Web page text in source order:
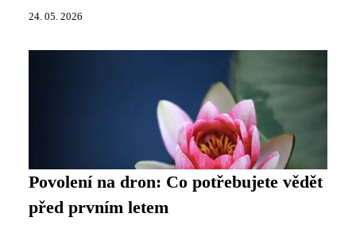
24. 05. 2026
Povolení na dron: Co potřebujete vědět
před prvním letem